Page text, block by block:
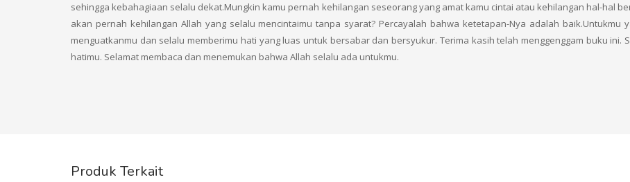
sehingga kebahagiaan selalu dekat.Mungkin kamu pernah kehilangan seseorang yang amat kamu cintai atau kehilangan hal-hal
akan pernah kehilangan Allah yang selalu mencintaimu tanpa syarat? Percayalah bahwa ketetapan-Nya adalah baik.Untukmu
menguatkanmu dan selalu memberimu hati yang luas untuk bersabar dan bersyukur. Terima kasih telah menggenggam buku ini.
hatimu. Selamat membaca dan menemukan bahwa Allah selalu ada untukmu.
Produk Terkait